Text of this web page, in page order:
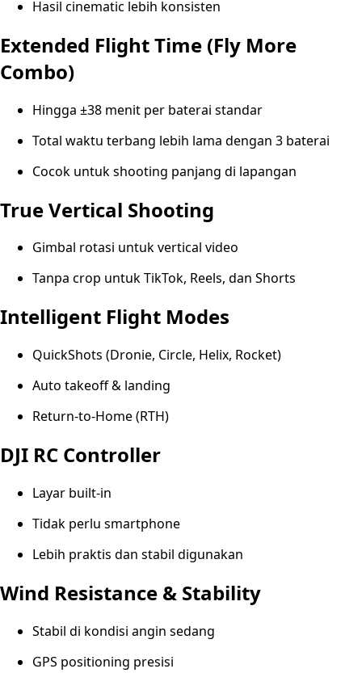
Hasil cinematic lebih konsisten
Extended Flight Time (Fly More
Combo)
Hingga ±38 menit per baterai standar
Total waktu terbang lebih lama dengan 3 baterai
Cocok untuk shooting panjang di lapangan
True Vertical Shooting
Gimbal rotasi untuk vertical video
Tanpa crop untuk TikTok, Reels, dan Shorts
Intelligent Flight Modes
QuickShots (Dronie, Circle, Helix, Rocket)
Auto takeoff & landing
Return-to-Home (RTH)
DJI RC Controller
Layar built-in
Tidak perlu smartphone
Lebih praktis dan stabil digunakan
Wind Resistance & Stability
Stabil di kondisi angin sedang
GPS positioning presisi